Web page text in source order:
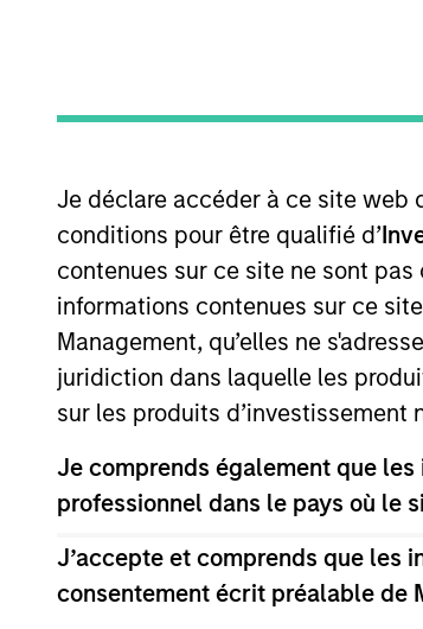
Je déclare accéder à ce site web
conditions pour être qualifié d’
contenues sur ce site ne sont
informations contenues sur ce
Management, qu’elles ne
juridiction dans laquelle les
sur les produits d’investissement
Je comprends également que
professionnel dans le pays où le
J’accepte et comprends que les
consentement écrit préalable de
Les performances passées ne sont pas un
calculs des données de performance sont
l’émission et au rachat de parts. La source
Cliquez sur le nom du fonds pour connaître
Ce document contient des informations
Luxembourg. (la « Société »), enregistrée
2010, telle que modifiée. La Société est un
Les demandes de souscription dans des
https://www.morganstanley.com/im/
Trèves, L-2633 Senningerberg, R.C.S.
susmentionné.
En outre, tous les investisseurs italiens